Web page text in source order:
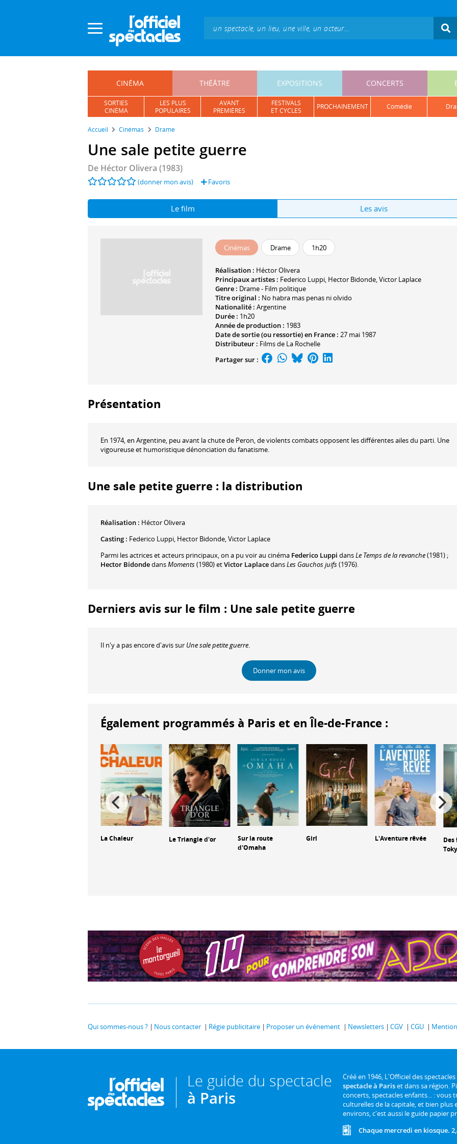
CINÉMA THÉÂTRE EXPOSITIONS CONCERTS
SORTIES
CINÉMA
LES PLUS
POPULAIRES
AVANT
PREMIÈRES
FESTIVALS
ET CYCLES
PROCHAINEMENT comédie
Accueil Cinémas Drame
Une sale petite guerre
De Héctor Olivera (1983)
(donner mon avis) Favoris
Le film Les avis
Cinémas Drame 1h20
Réalisation : Héctor Olivera
Principaux artistes : Federico Luppi, Hector Bidonde,Victor Laplace
Genre : Drame - Film politique
Titre original : No habra mas penas ni olvido
Nationalité : Argentine
Durée : 1h20
Année de production : 1983
Date de sortie (ou ressortie) en France : 27 mai 1987
Distributeur : Films de La Rochelle
Partager sur :
Présentation
En 1974, en Argentine, peu avant la chute de Peron, de violents combats opposent les différentes ailes du parti. Une
vigoureuse et humoristique dénonciation du fanatisme.
Une sale petite guerre : la distribution
Réalisation : Héctor Olivera
Casting : Federico Luppi, Hector Bidonde,Victor Laplace
Parmi les actrices et acteurs principaux, on a pu voir au cinéma Federico Luppi dansLe Temps de la revanche(1981) ;
Hector BidondedansMoments(1980) etVictor LaplacedansLes Gauchos juifs(1976).
Derniers avis sur le film : Une sale petite guerre
Il n'y a pas encore d'avis sur Une sale petite guerre.
Donner mon avis
Également programmés à Paris et en Île-de-France :
La Chaleur Le Triangle d'or
Sur la route
d'Omaha
Girl L'Aventure rêvée
Des
Tokyo
Qui sommes-nous ? Nous contacter Régie publicitaire Proposer un événement Newsletters CGV CGU
Le guide du spectacle
à Paris
Créé en 1946, L'Officiel des
spectacle à Pariset dans sa région.
concerts, spectacles enfants... :
culturelles de la capitale, et bien plus
environs, c'est aussi le guide papier
Chaque mercredi en kiosque.